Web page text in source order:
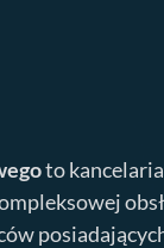
to kancelaria